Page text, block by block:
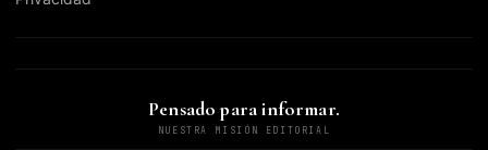
Pensado para informar.
NUESTRA MISIÓN EDITORIAL